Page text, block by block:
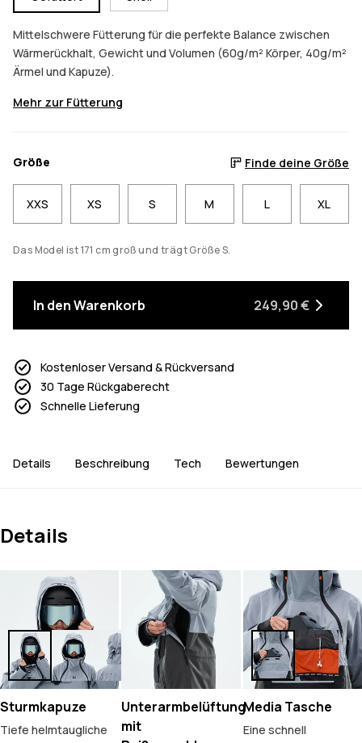
Mittelschwere Fütterung für die perfekte Balance zwischen
Wärmerückhalt, Gewicht und Volumen (60g/m² Körper, 40g/m²
Ärmel und Kapuze).
Mehr zur Fütterung
Größe Finde deine Größe
XXS XS S M L XL
Das Model ist 171 cm groß und trägt Größe S.
In den Warenkorb 249,90 €
Kostenloser Versand & Rückversand
30 Tage Rückgaberecht
Schnelle Lieferung
Details Beschreibung Tech Bewertungen
Details
Sturmkapuze
Tiefe helmtaugliche
Unterarmbelüftung
mit
Media Tasche
Eine schnell